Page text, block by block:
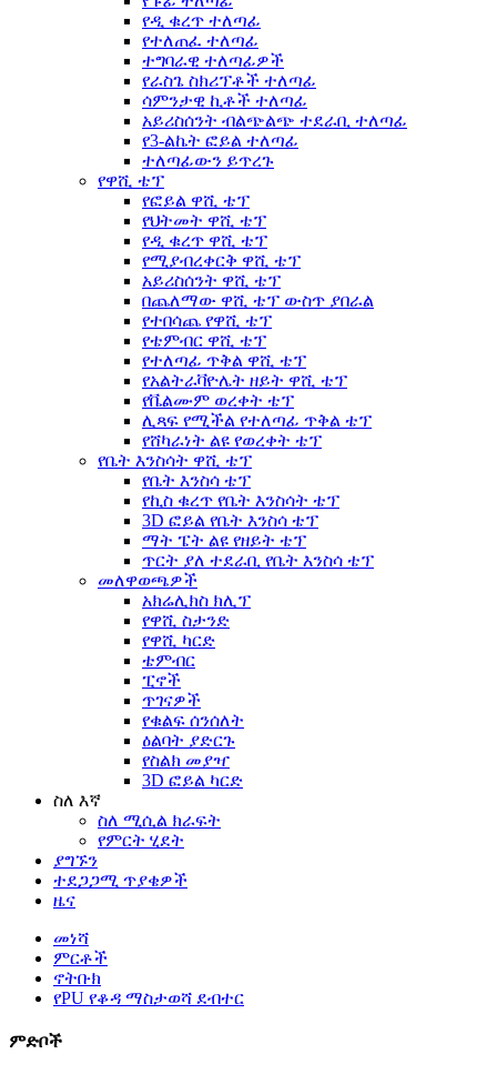
የዲ ቁረጥ ተለጣፊ
የተለጠፈ ተለጣፊ
ተግባራዊ ተለጣፊዎች
የራስጌ ስክሪፕቶች ተለጣፊ
ሳምንታዊ ኪቶች ተለጣፊ
አይሪስሰንት ብልጭልጭ ተደራቢ ተለጣፊ
የ3-ልኬት ፎይል ተለጣፊ
ተለጣፊውን ይጥረጉ
የዋሺ ቴፕ
የፎይል ዋሺ ቴፕ
የህትመት ዋሺ ቴፕ
የዲ ቁረጥ ዋሺ ቴፕ
የሚያብረቀርቅ ዋሺ ቴፕ
አይሪስሰንት ዋሺ ቴፕ
በጨለማው ዋሺ ቴፕ ውስጥ ያበራል
የተበሳጨ የዋሺ ቴፕ
የቴምብር ዋሺ ቴፕ
የተለጣፊ ጥቅል ዋሺ ቴፕ
የአልትራቫዮሌት ዘይት ዋሺ ቴፕ
የቬልሙም ወረቀት ቴፕ
ሊጻፍ የሚችል የተለጣፊ ጥቅል ቴፕ
የሸካራነት ልዩ የወረቀት ቴፕ
የቤት እንስሳት ዋሺ ቴፕ
የቤት እንስሳ ቴፕ
የኪስ ቁረጥ የቤት እንስሳት ቴፕ
3D ፎይል የቤት እንስሳ ቴፕ
ማት ፔት ልዩ የዘይት ቴፕ
ጥርት ያለ ተደራቢ የቤት እንስሳ ቴፕ
መለዋወጫዎች
አክሬሊክስ ክሊፕ
የዋሺ ስታንድ
የዋሺ ካርድ
ቴምብር
ፒኖች
ጥገናዎች
የቁልፍ ሰንሰለት
ዕልባት ያድርጉ
የስልክ መያዣ
3D ፎይል ካርድ
ስለ እኛ
ስለ ሚሲል ክራፍት
የምርት ሂደት
ያግኙን
ተደጋጋሚ ጥያቄዎች
ዜና
መነሻ
ምርቶች
ኖትቡክ
የPU የቆዳ ማስታወሻ ደብተር
ምድቦች